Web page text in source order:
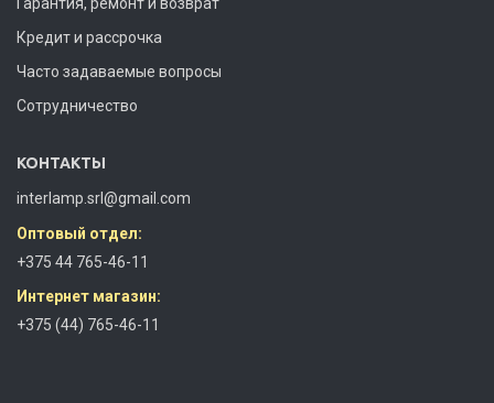
Кредит и рассрочка
Часто задаваемые вопросы
Сотрудничество
КОНТАКТЫ
interlamp.srl@gmail.com
Оптовый отдел:
+375 44 765-46-11
Интернет магазин:
+375 (44) 765-46-11